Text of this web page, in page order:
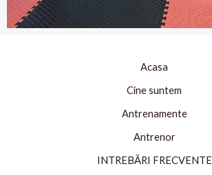
Acasa
Cine suntem
Antrenamente
Antrenor
INTREBĂRI FRECVENTE